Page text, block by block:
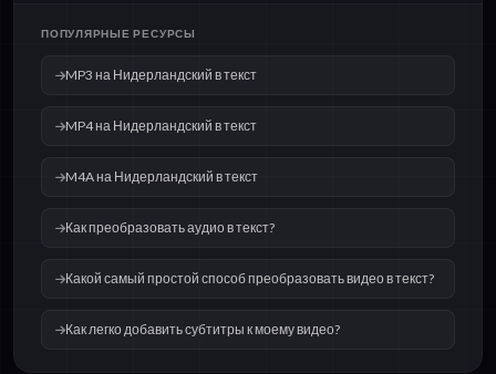
ПОПУЛЯРНЫЕ РЕСУРСЫ
MP3 на Нидерландский в текст
MP4 на Нидерландский в текст
M4A на Нидерландский в текст
Как преобразовать аудио в текст?
Какой самый простой способ преобразовать видео в текст?
Как легко добавить субтитры к моему видео?